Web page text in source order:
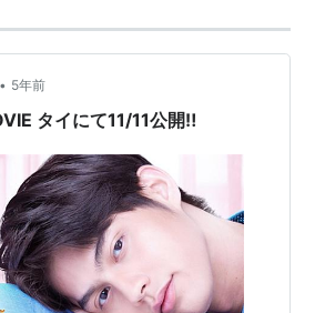
が これだけでも購入す…
• 5年前
タイにて11/11公開‼︎